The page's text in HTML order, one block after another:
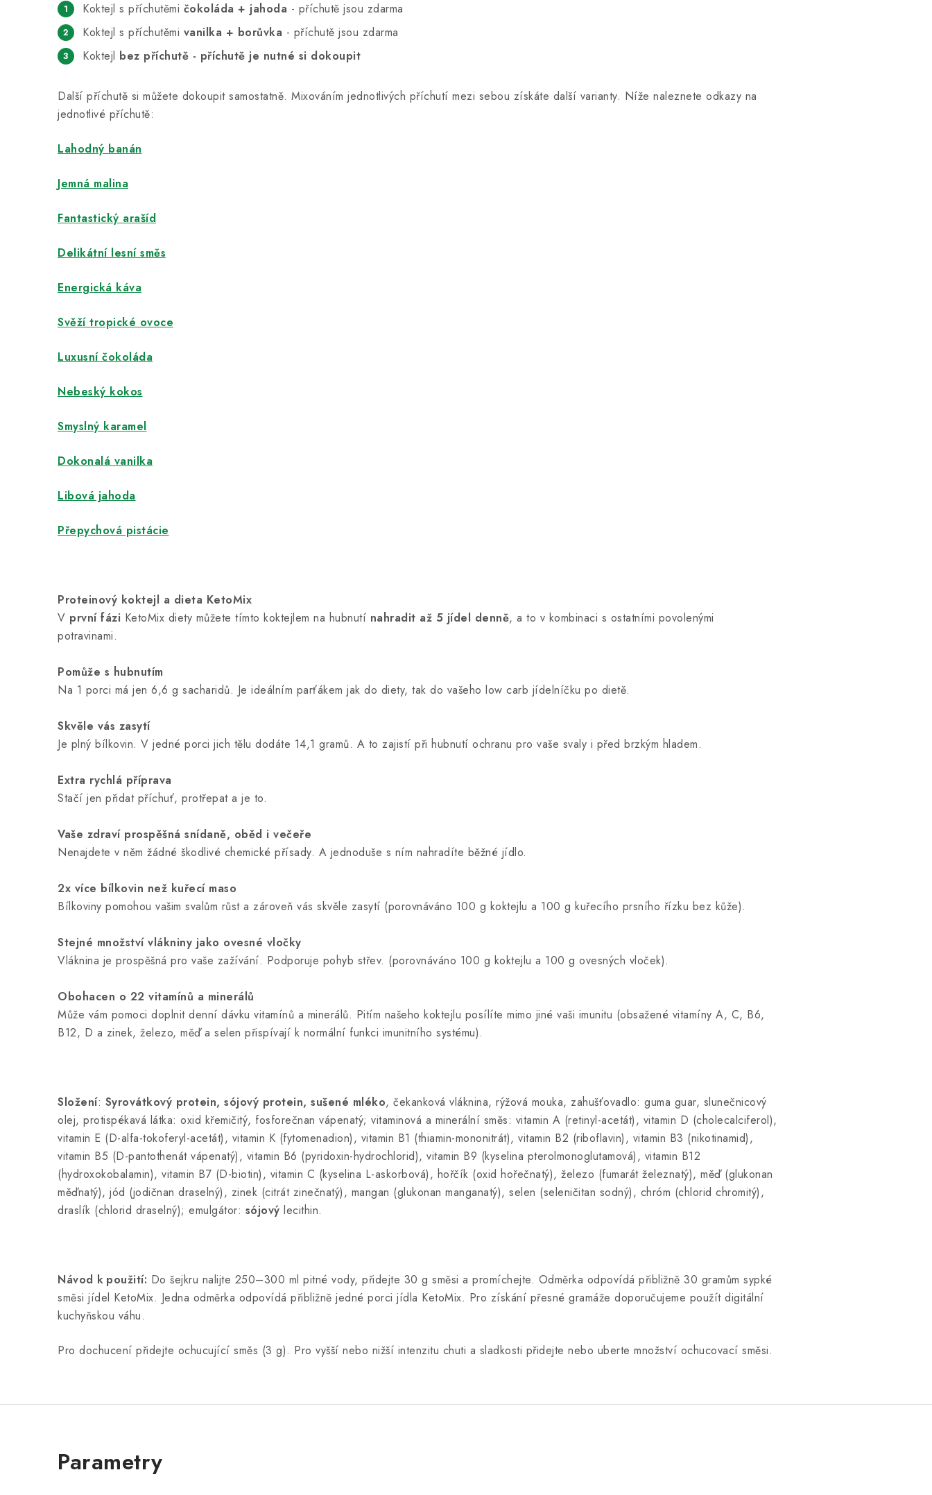
Koktejl s příchutěmi čokoláda + jahoda - příchutě jsou zdarma
Koktejl s příchutěmi vanilka + borůvka - příchutě jsou zdarma
Koktejl bez příchutě - příchutě je nutné si dokoupit
Další příchutě si můžete dokoupit samostatně. Mixováním jednotlivých příchutí mezi sebou získáte další varianty. Níže naleznete odkazy na
jednotlivé příchutě:
Lahodný banán
Jemná malina
Fantastický arašíd
Delikátní lesní směs
Energická káva
Svěží tropické ovoce
Luxusní čokoláda
Nebeský kokos
Smyslný karamel
Dokonalá vanilka
Libová jahoda
Přepychová pistácie
Proteinový koktejl a dieta KetoMix
V první fázi KetoMix diety můžete tímto koktejlem na hubnutí nahradit až 5 jídel denně, a to v kombinaci s ostatními povolenými
potravinami.
Pomůže s hubnutím
Na 1 porci má jen 6,6 g sacharidů. Je ideálním parťákem jak do diety, tak do vašeho low carb jídelníčku po dietě.
Skvěle vás zasytí
Je plný bílkovin. V jedné porci jich tělu dodáte 14,1 gramů. A to zajistí při hubnutí ochranu pro vaše svaly i před brzkým hladem.
Extra rychlá příprava
Stačí jen přidat příchuť, protřepat a je to.
Vaše zdraví prospěšná snídaně, oběd i večeře
Nenajdete v něm žádné škodlivé chemické přísady. A jednoduše s ním nahradíte běžné jídlo.
2x více bílkovin než kuřecí maso
Bílkoviny pomohou vašim svalům růst a zároveň vás skvěle zasytí (porovnáváno 100 g koktejlu a 100 g kuřecího prsního řízku bez kůže).
Stejné množství vlákniny jako ovesné vločky
Vláknina je prospěšná pro vaše zažívání. Podporuje pohyb střev. (porovnáváno 100 g koktejlu a 100 g ovesných vloček).
Obohacen o 22 vitamínů a minerálů
Může vám pomoci doplnit denní dávku vitamínů a minerálů. Pitím našeho koktejlu posílíte mimo jiné vaši imunitu (obsažené vitamíny A, C, B6,
B12, D a zinek, železo, měď a selen přispívají k normální funkci imunitního systému).
Složení: Syrovátkový protein, sójový protein, sušené mléko, čekanková vláknina, rýžová mouka, zahušťovadlo: guma guar, slunečnicový
olej, protispékavá látka: oxid křemičitý, fosforečnan vápenatý; vitaminová a minerální směs: vitamin A (retinyl-acetát), vitamin D (cholecalciferol),
vitamin E (D-alfa-tokoferyl-acetát), vitamin K (fytomenadion), vitamin B1 (thiamin-mononitrát), vitamin B2 (riboflavin), vitamin B3 (nikotinamid),
vitamin B5 (D-pantothenát vápenatý), vitamin B6 (pyridoxin-hydrochlorid), vitamin B9 (kyselina pterolmonoglutamová), vitamin B12
(hydroxokobalamin), vitamin B7 (D-biotin), vitamin C (kyselina L-askorbová), hořčík (oxid hořečnatý), železo (fumarát železnatý), měď (glukonan
měďnatý), jód (jodičnan draselný), zinek (citrát zinečnatý), mangan (glukonan manganatý), selen (seleničitan sodný), chróm (chlorid chromitý),
draslík (chlorid draselný); emulgátor: sójový lecithin.
Návod k použití: Do šejkru nalijte 250–300 ml pitné vody, přidejte 30 g směsi a promíchejte. Odměrka odpovídá přibližně 30 gramům sypké
směsi jídel KetoMix. Jedna odměrka odpovídá přibližně jedné porci jídla KetoMix. Pro získání přesné gramáže doporučujeme použít digitální
kuchyňskou váhu.
Pro dochucení přidejte ochucující směs (3 g). Pro vyšší nebo nižší intenzitu chuti a sladkosti přidejte nebo uberte množství ochucovací směsi.